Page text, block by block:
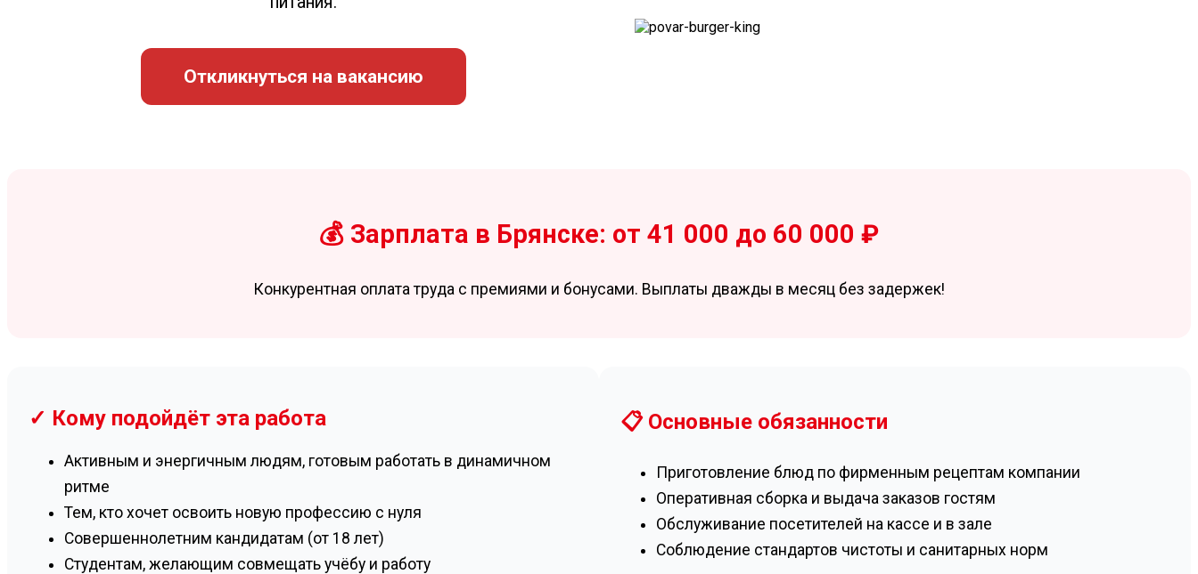
Откликнуться на вакансию
💰 Зарплата в Брянске: от 41 000 до 60 000 ₽
Конкурентная оплата труда с премиями и бонусами. Выплаты дважды в месяц без задержек!
✓ Кому подойдёт эта работа
Активным и энергичным людям, готовым работать в динамичном
ритме
Тем, кто хочет освоить новую профессию с нуля
Совершеннолетним кандидатам (от 18 лет)
Студентам, желающим совмещать учёбу и работу
📋 Основные обязанности
Приготовление блюд по фирменным рецептам компании
Оперативная сборка и выдача заказов гостям
Обслуживание посетителей на кассе и в зале
Соблюдение стандартов чистоты и санитарных норм